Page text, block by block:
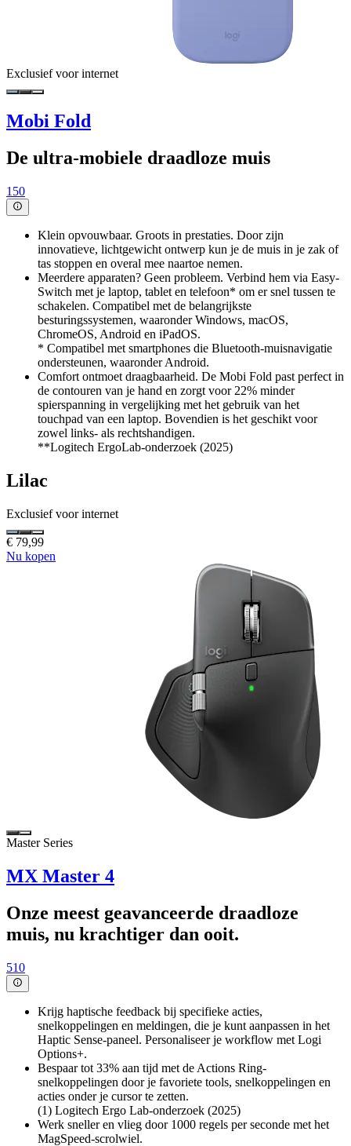
Exclusief voor internet
Mobi Fold
De ultra-mobiele draadloze muis
150
Klein opvouwbaar. Groots in prestaties. Door zijn
innovatieve, lichtgewicht ontwerp kun je de muis in je zak of
tas stoppen en overal mee naartoe nemen.
Meerdere apparaten? Geen probleem. Verbind hem via Easy-
Switch met je laptop, tablet en telefoon* om er snel tussen te
schakelen. Compatibel met de belangrijkste
besturingssystemen, waaronder Windows, macOS,
ChromeOS, Android en iPadOS.
* Compatibel met smartphones die Bluetooth-muisnavigatie
ondersteunen, waaronder Android.
Comfort ontmoet draagbaarheid. De Mobi Fold past perfect in
de contouren van je hand en zorgt voor 22% minder
spierspanning in vergelijking met het gebruik van het
touchpad van een laptop. Bovendien is het geschikt voor
zowel links- als rechtshandigen.
**Logitech ErgoLab-onderzoek (2025)
Lilac
Exclusief voor internet
€ 79,99
Nu kopen
Master Series
MX Master 4
Onze meest geavanceerde draadloze
muis, nu krachtiger dan ooit.
510
Krijg haptische feedback bij specifieke acties,
snelkoppelingen en meldingen, die je kunt aanpassen in het
Haptic Sense-paneel. Personaliseer je workflow met Logi
Options+.
Bespaar tot 33% aan tijd met de Actions Ring-
snelkoppelingen door je favoriete tools, snelkoppelingen en
acties onder je cursor te zetten.
(1) Logitech Ergo Lab-onderzoek (2025)
Werk sneller en vlieg door 1000 regels per seconde met het
MagSpeed-scrolwiel.